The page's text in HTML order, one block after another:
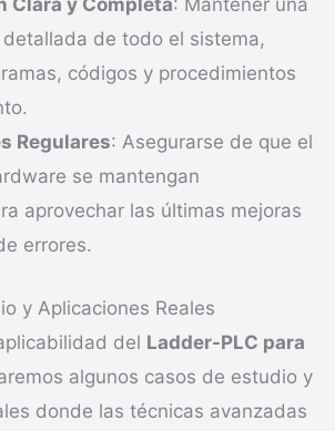
Clara y Completa: Mantener una
de todo el sistema,
códigos y procedimientos
Regulares: Asegurarse de que el
se mantengan
aprovechar las últimas mejoras
errores.
y Aplicaciones Reales
del Ladder-PLC para
algunos casos de estudio y
donde las técnicas avanzadas